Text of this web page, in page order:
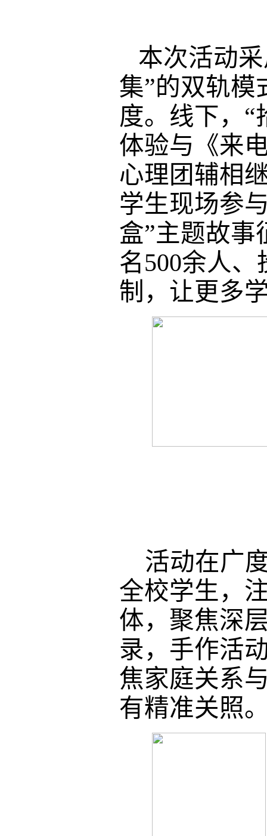
本次活动
集”的双轨模
度。线下，“
体验与《来
心理团辅相
学生现场参
盒”主题故事
名500余人
制，让更多
活动在广
全校学生，
体，聚焦深
录，手作活
焦家庭关系
有精准关照